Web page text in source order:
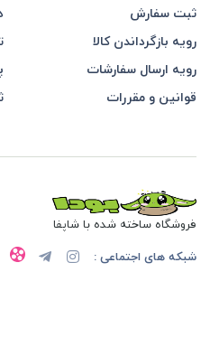
ثبت سفارش
رویه بازگرداندن کالا
رویه ارسال سفارشات
قوانین و مقررات
فروشگاه ساخته شده با شاپفا
شبکه های اجتماعی :